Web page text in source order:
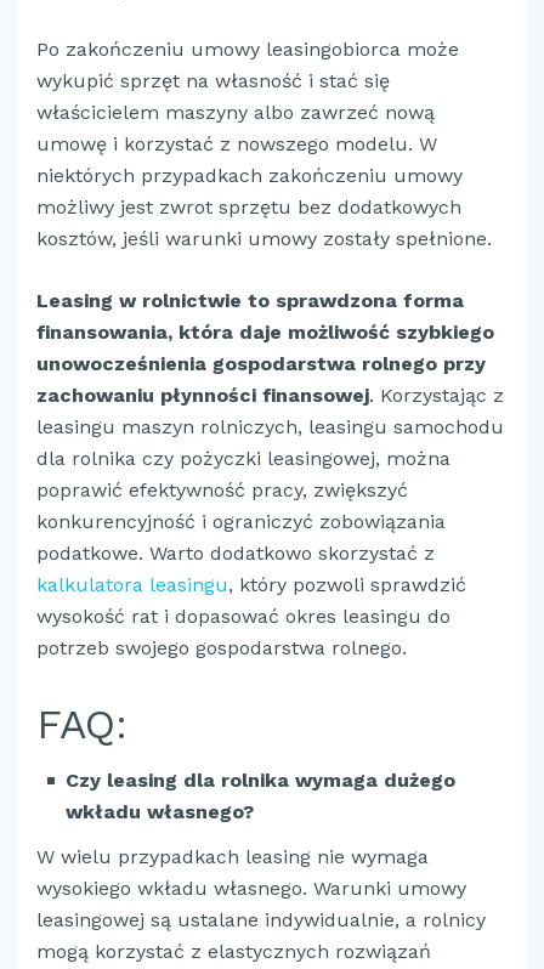
Po zakończeniu umowy leasingobiorca może
wykupić sprzęt na własność i stać się
właścicielem maszyny albo zawrzeć nową
umowę i korzystać z nowszego modelu. W
niektórych przypadkach zakończeniu umowy
możliwy jest zwrot sprzętu bez dodatkowych
kosztów, jeśli warunki umowy zostały spełnione.
Leasing w rolnictwie to sprawdzona forma
finansowania, która daje możliwość szybkiego
unowocześnienia gospodarstwa rolnego przy
zachowaniu płynności finansowej. Korzystając z
leasingu maszyn rolniczych, leasingu samochodu
dla rolnika czy pożyczki leasingowej, można
poprawić efektywność pracy, zwiększyć
konkurencyjność i ograniczyć zobowiązania
podatkowe. Warto dodatkowo skorzystać z
kalkulatora leasingu, który pozwoli sprawdzić
wysokość rat i dopasować okres leasingu do
potrzeb swojego gospodarstwa rolnego.
FAQ:
Czy leasing dla rolnika wymaga dużego
wkładu własnego?
W wielu przypadkach leasing nie wymaga
wysokiego wkładu własnego. Warunki umowy
leasingowej są ustalane indywidualnie, a rolnicy
mogą korzystać z elastycznych rozwiązań